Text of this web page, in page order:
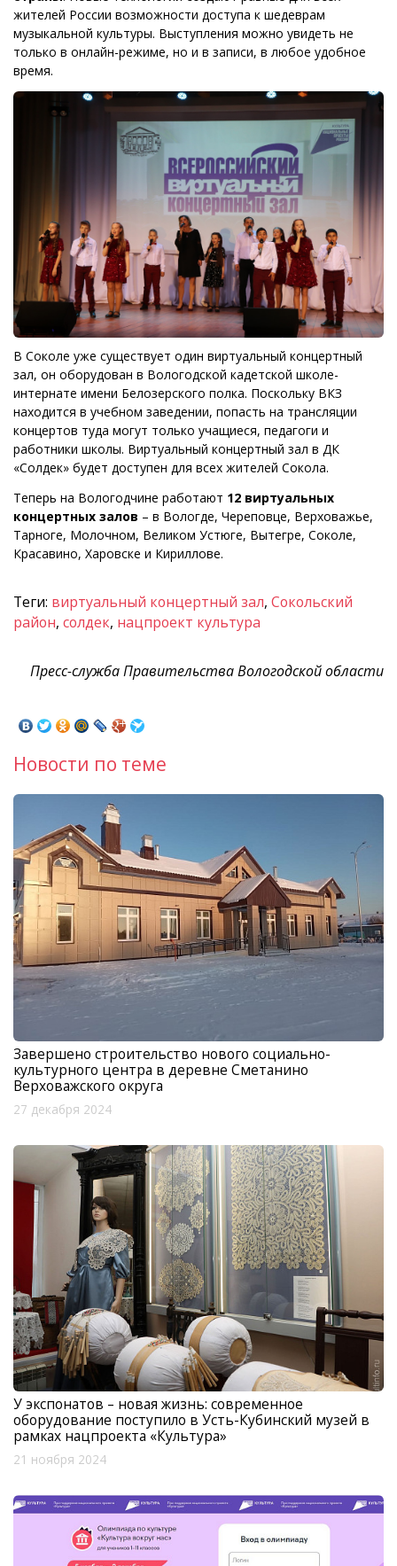
жителей России возможности доступа к шедеврам
музыкальной культуры. Выступления можно увидеть не
только в онлайн-режиме, но и в записи, в любое удобное
время.
В Соколе уже существует один виртуальный концертный
зал, он оборудован в Вологодской кадетской школе-
интернате имени Белозерского полка. Поскольку ВКЗ
находится в учебном заведении, попасть на трансляции
концертов туда могут только учащиеся, педагоги и
работники школы. Виртуальный концертный зал в ДК
«Солдек» будет доступен для всех жителей Сокола.
Теперь на Вологодчине работают 12 виртуальных
концертных залов – в Вологде, Череповце, Верховажье,
Тарноге, Молочном, Великом Устюге, Вытегре, Соколе,
Красавино, Харовске и Кириллове.
Теги: виртуальный концертный зал, Сокольский
район, солдек, нацпроект культура
Пресс-служба Правительства Вологодской области
Новости по теме
Завершено строительство нового социально-
культурного центра в деревне Сметанино
Верховажского округа
27 декабря 2024
У экспонатов – новая жизнь: современное
оборудование поступило в Усть-Кубинский музей в
рамках нацпроекта «Культура»
21 ноября 2024